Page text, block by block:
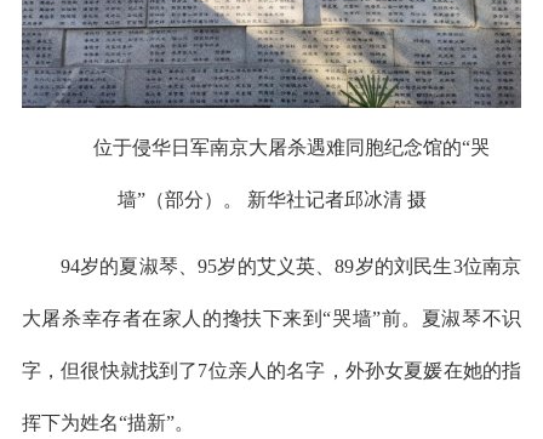
位于侵华日军南京大屠杀遇难同胞纪念馆的“哭
墙”（部分）。 新华社记者邱冰清 摄
94岁的夏淑琴、95岁的艾义英、89岁的刘民生3位南京
大屠杀幸存者在家人的搀扶下来到“哭墙”前。夏淑琴不识
字，但很快就找到了7位亲人的名字，外孙女夏媛在她的指
挥下为姓名“描新”。